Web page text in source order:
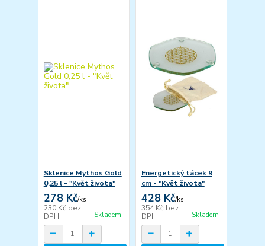
Sklenice Mythos Gold
0,25 l - "Květ života"
278 Kč/ks
230 Kč bez
DPH
Skladem
Energetický tácek 9
cm - "Květ života"
428 Kč/ks
354 Kč bez
DPH
Skladem